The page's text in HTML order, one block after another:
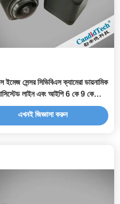
সেন্সর সিভিবিএস ক্যামেরা ডায়নামিক
লাইন এবং আইপি 6 কে 9 কে
সার্টিফিকেশন সহ
এখনই জিজ্ঞাসা করুন